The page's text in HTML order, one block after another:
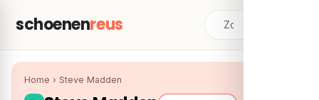
schoenenreus
Home › Steve Madden